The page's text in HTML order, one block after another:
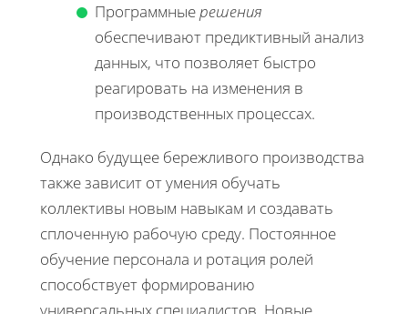
Программныерешения
обеспечивают предиктивный анализ
данных, что позволяет быстро
реагировать на изменения в
производственных процессах.
Однако будущее бережливого производства
также зависит от умения обучать
коллективы новым навыкам и создавать
сплоченную рабочую среду. Постоянное
обучение персонала и ротация ролей
способствует формированию